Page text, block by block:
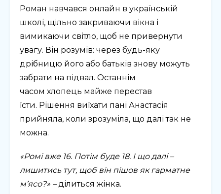
Роман навчався онлайн в українській
школі, щільно закриваючи вікна і
вимикаючи світло, щоб не привернути
увагу. Він розумів: через будь-яку
дрібницю його або батьків знову можуть
забрати на підвал. Останнім
часом хлопець майже перестав
їсти. Рішення виїхати пані Анастасія
прийняла, коли зрозуміла, що далі так не
можна.
«Ромі вже 16. Потім буде 18. І що далі –
лишитись тут, щоб він пішов як гарматне
м’ясо?» –ділиться жінка.